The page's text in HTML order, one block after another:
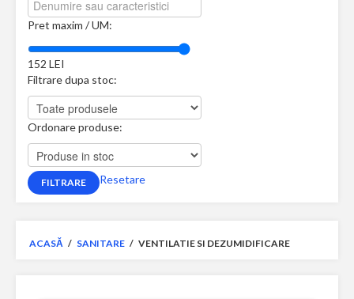
Pret maxim / UM:
152 LEI
Filtrare dupa stoc:
Ordonare produse:
Resetare
ACASĂ / SANITARE / VENTILATIE SI DEZUMIDIFICARE